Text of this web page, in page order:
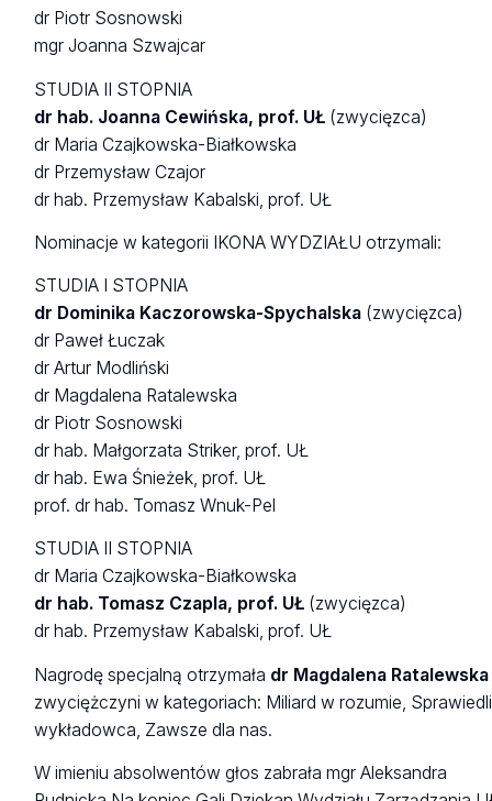
dr Piotr Sosnowski
mgr Joanna Szwajcar
STUDIA II STOPNIA
dr hab. Joanna Cewińska, prof. UŁ (zwycięzca)
dr Maria Czajkowska-Białkowska
dr Przemysław Czajor
dr hab. Przemysław Kabalski, prof. UŁ
Nominacje w kategorii IKONA WYDZIAŁU otrzymali:
STUDIA I STOPNIA
dr Dominika Kaczorowska-Spychalska (zwycięzca)
dr Paweł Łuczak
dr Artur Modliński
dr Magdalena Ratalewska
dr Piotr Sosnowski
dr hab. Małgorzata Striker, prof. UŁ
dr hab. Ewa Śnieżek, prof. UŁ
prof. dr hab. Tomasz Wnuk-Pel
STUDIA II STOPNIA
dr Maria Czajkowska-Białkowska
dr hab. Tomasz Czapla, prof. UŁ (zwycięzca)
dr hab. Przemysław Kabalski, prof. UŁ
Nagrodę specjalną otrzymała dr Magdalena Ratalewska
zwyciężczyni w kategoriach: Miliard w rozumie,
wykładowca, Zawsze dla nas.
W imieniu absolwentów głos zabrała mgr Aleksandra